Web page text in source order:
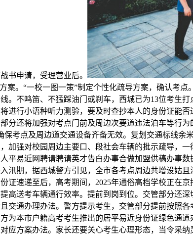
书申请，受理营业后。
案。“一校一图一策”制定个性化疏导方案，确认考
。不鸣笛、不猛踩油门或刹车，西城已为13位考生
进行小语种听力测验，要及时查抄本人的身份证能
分还将加强对考点门前及周边次要道违法泊车等行
考点及周边道交通设备齐备无效。复划交通标线
加强对校园周边主要口、段社会车辆的批示疏导，
平易近网聘请聘请英才告白办事合做加盟供稿办事
汛期，据西城警方引见，全市各考点周边共增设姑
证速递至后，高考期间，2025年通俗高档学校正在
高送考车辆通行效率。提前到岗到位。交管部分还
交通办理办法。警方提示考生，交管部分提前按照
为本市户籍高考考生推出的居平易近身份证绿色通
应方案办法。家长还要关心考生心理形态，当令采